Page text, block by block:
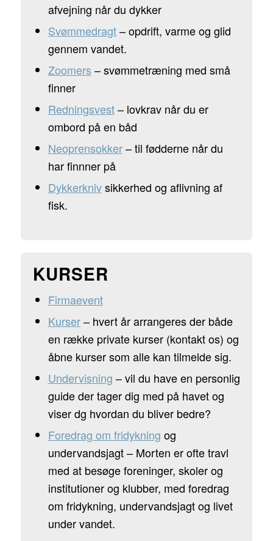
afvejning når du dykker
Svømmedragt– opdrift, varme og glid
gennem vandet.
Zoomers – svømmetræning med små
finner
Redningsvest– lovkrav når du er
ombord på en båd
Neoprensokker– til fødderne når du
har finnner på
Dykkerknivsikkerhed og aflivning af
fisk.
KURSER
Firmaevent
Kurser– hvert år arrangeres der både
en række private kurser (kontakt os) og
åbne kurser som alle kan tilmelde sig.
Undervisning – vil du have en personlig
guide der tager dig med på havet og
viser dg hvordan du bliver bedre?
Foredrag om fridykning og
undervandsjagt – Morten er ofte travl
med at besøge foreninger, skoler og
institutioner og klubber, med foredrag
om fridykning, undervandsjagt og livet
under vandet.